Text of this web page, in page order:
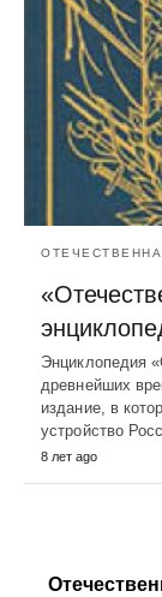
Энциклопедия
древнейших
издание, в
устройство
8 лет ago